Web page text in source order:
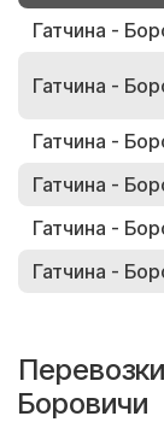
Гатчина -
Гатчина -
Гатчина -
Гатчина -
Гатчина -
Гатчина -
Боровичи